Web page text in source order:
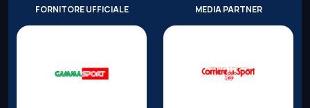
FORNITORE UFFICIALE MEDIA PARTNER